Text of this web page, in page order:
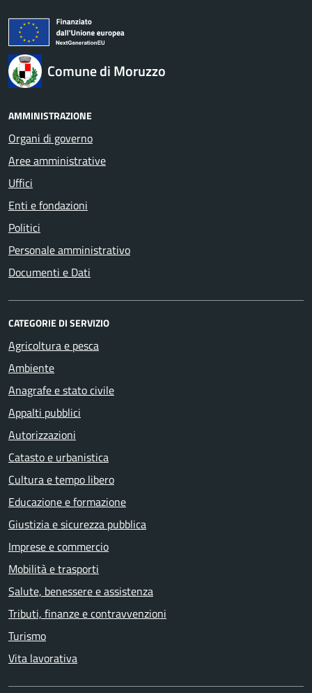
Comune di Moruzzo
AMMINISTRAZIONE
Organi di governo
Aree amministrative
Uffici
Enti e fondazioni
Politici
Personale amministrativo
Documenti e Dati
CATEGORIE DI SERVIZIO
Agricoltura e pesca
Ambiente
Anagrafe e stato civile
Appalti pubblici
Autorizzazioni
Catasto e urbanistica
Cultura e tempo libero
Educazione e formazione
Giustizia e sicurezza pubblica
Imprese e commercio
Mobilità e trasporti
Salute, benessere e assistenza
Tributi, finanze e contravvenzioni
Turismo
Vita lavorativa